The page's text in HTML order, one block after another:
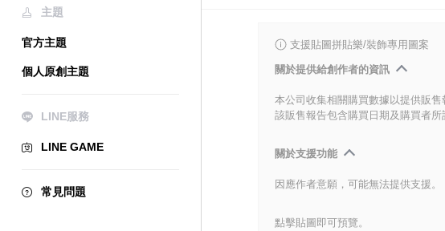
主題
官方主題
個人原創主題
LINE服務
LINE GAME
常見問題
支援貼圖拼貼樂/裝飾專用圖案
關於提供給創作者的資訊
本公司收集相關購買數據以提供販售
該販售報告包含購買日期及購買者
關於支援功能
因應作者意願，可能無法提供支援。
點擊貼圖即可預覽。